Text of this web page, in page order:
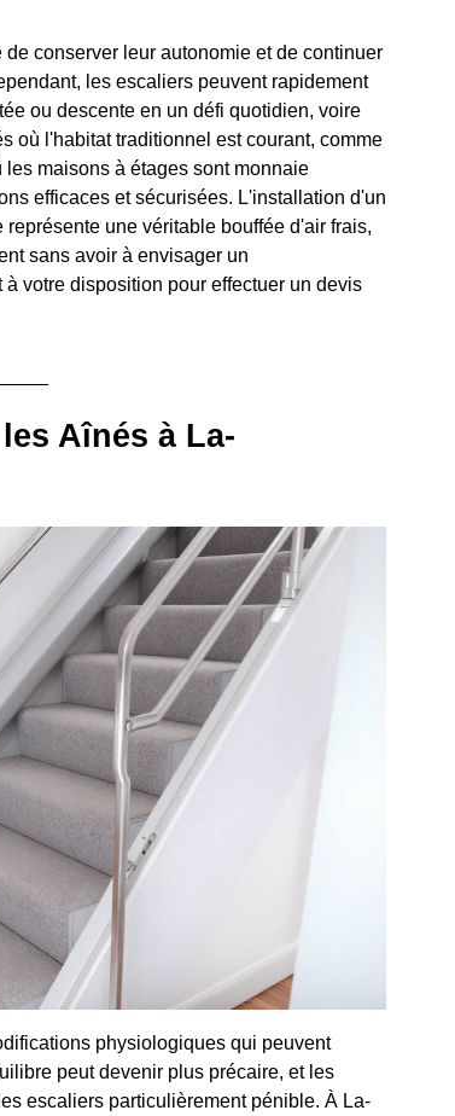
conserver leur autonomie et de continuer
les escaliers peuvent rapidement
ou descente en un défi quotidien, voire
où l'habitat traditionnel est courant, comme
maisons à étages sont monnaie
efficaces et sécurisées. L'installation d'un
une véritable bouffée d'air frais,
sans avoir à envisager un
votre disposition pour effectuer un devis
Aînés à La-
physiologiques qui peuvent
peut devenir plus précaire, et les
escaliers particulièrement pénible. À La-